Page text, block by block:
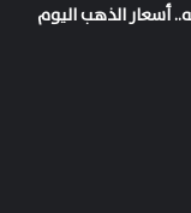
أسعار الذهب اليوم